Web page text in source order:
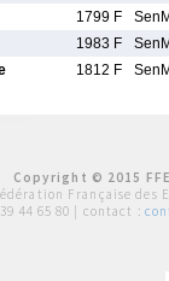
1799 F SenM
1983 F SenM
1812 F SenM
Copyright © 2015
Française des
44 65 80 | contact :